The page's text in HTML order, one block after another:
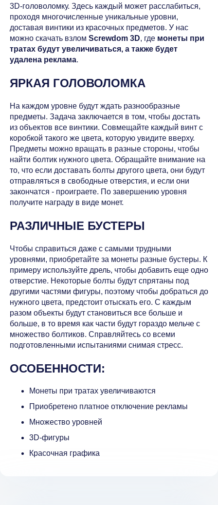
3D-головоломку. Здесь каждый может расслабиться,
проходя многочисленные уникальные уровни,
доставая винтики из красочных предметов. У нас
можно скачать взлом Screwdom 3D, где монеты при
тратах будут увеличиваться, а также будет
удалена реклама.
ЯРКАЯ ГОЛОВОЛОМКА
На каждом уровне будут ждать разнообразные
предметы. Задача заключается в том, чтобы достать
из объектов все винтики. Совмещайте каждый винт с
коробкой такого же цвета, которую увидите вверху.
Предметы можно вращать в разные стороны, чтобы
найти болтик нужного цвета. Обращайте внимание на
то, что если доставать болты другого цвета, они будут
отправляться в свободные отверстия, и если они
закончатся - проиграете. По завершению уровня
получите награду в виде монет.
РАЗЛИЧНЫЕ БУСТЕРЫ
Чтобы справиться даже с самыми трудными
уровнями, приобретайте за монеты разные бустеры. К
примеру используйте дрель, чтобы добавить еще одно
отверстие. Некоторые болты будут спрятаны под
другими частями фигуры, поэтому чтобы добраться до
нужного цвета, предстоит отыскать его. С каждым
разом объекты будут становиться все больше и
больше, в то время как части будут гораздо мельче с
множество болтиков. Справляйтесь со всеми
подготовленными испытаниями снимая стресс.
ОСОБЕННОСТИ:
Монеты при тратах увеличиваются
Приобретено платное отключение рекламы
Множество уровней
3D-фигуры
Красочная графика